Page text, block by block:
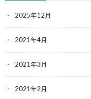
2025年12月
2021年4月
2021年3月
2021年2月